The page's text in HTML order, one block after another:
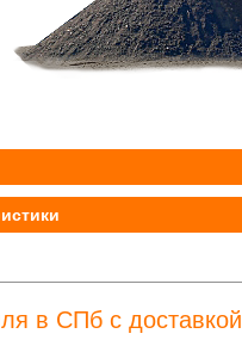
в СПб с доставкой